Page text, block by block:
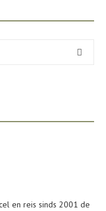
en reis sinds 2001 de